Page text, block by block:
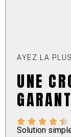
AYEZ LA
UNE
    
Solution